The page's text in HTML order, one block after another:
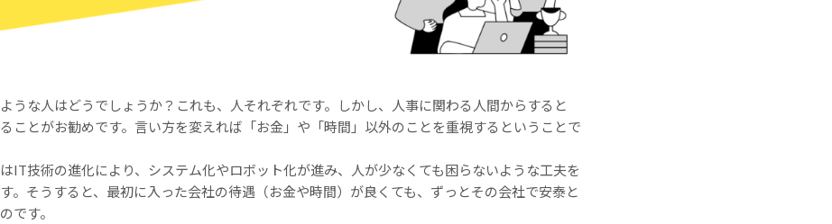
うな人はどうでしょうか？これも、人それぞれです。しかし、人事に関わる人間からすると
ることがお勧めです。言い方を変えれば「お金」や「時間」以外のことを重視するということで
IT技術の進化により、システム化やロボット化が進み、人が少なくても困らないような工夫を
。そうすると、最初に入った会社の待遇（お金や時間）が良くても、ずっとその会社で安泰と
です。